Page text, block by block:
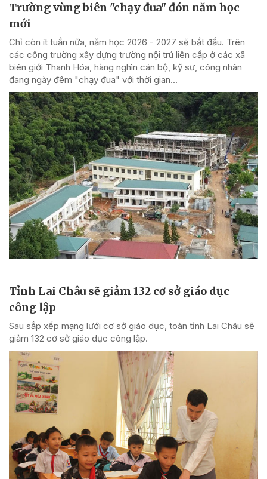
Trường vùng biên "chạy đua" đón năm học
mới
Chỉ còn ít tuần nữa, năm học 2026 - 2027 sẽ bắt đầu. Trên
các công trường xây dựng trường nội trú liên cấp ở các xã
biên giới Thanh Hóa, hàng nghìn cán bộ, kỹ sư, công nhân
đang ngày đêm "chạy đua" với thời gian...
Tỉnh Lai Châu sẽ giảm 132 cơ sở giáo dục
công lập
Sau sắp xếp mạng lưới cơ sở giáo dục, toàn tỉnh Lai Châu sẽ
giảm 132 cơ sở giáo dục công lập.